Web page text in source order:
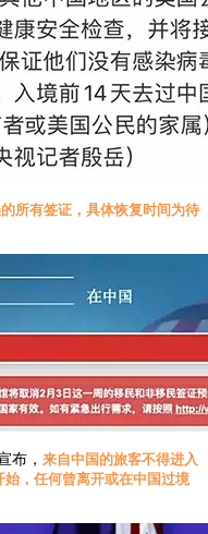
所有签证，具体恢复时间为待
布， 来自中国的旅客不得进入
，任何曾离开或在中国过境